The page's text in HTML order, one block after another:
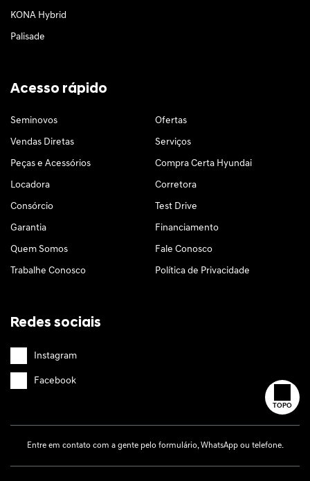
TOPO
KONA Hybrid
Palisade
Acesso rápido
Seminovos Ofertas
Vendas Diretas Serviços
Peças e Acessórios Compra Certa Hyundai
Locadora Corretora
Consórcio Test Drive
Garantia Financiamento
Quem Somos Fale Conosco
Trabalhe Conosco Política de Privacidade
Redes sociais
Instagram
Facebook
Entre em contato com a gente pelo formulário, WhatsApp ou telefone.